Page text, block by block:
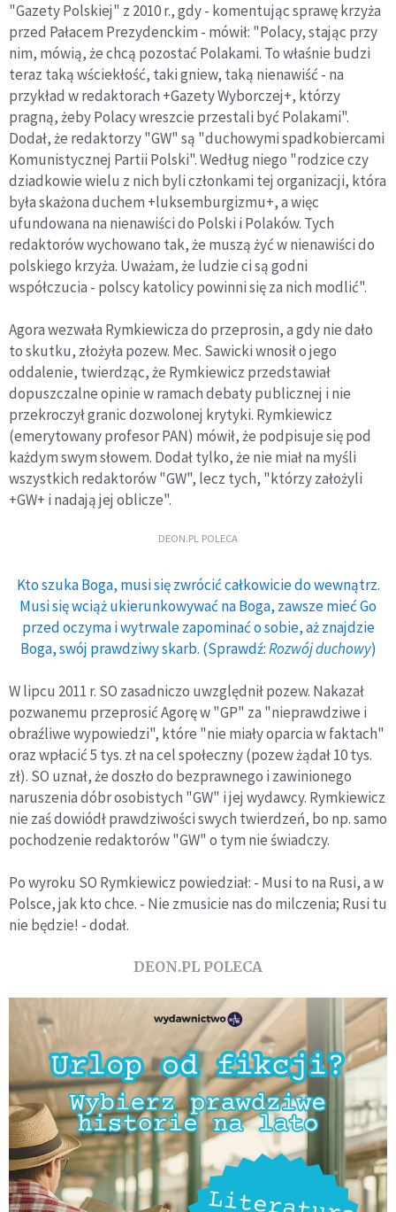
"Gazety Polskiej" z 2010 r., gdy - komentując sprawę krzyża
przed Pałacem Prezydenckim - mówił: "Polacy, stając przy
nim, mówią, że chcą pozostać Polakami. To właśnie budzi
teraz taką wściekłość, taki gniew, taką nienawiść - na
przykład w redaktorach +Gazety Wyborczej+, którzy
pragną, żeby Polacy wreszcie przestali być Polakami".
Dodał, że redaktorzy "GW" są "duchowymi spadkobiercami
Komunistycznej Partii Polski". Według niego "rodzice czy
dziadkowie wielu z nich byli członkami tej organizacji, która
była skażona duchem +luksemburgizmu+, a więc
ufundowana na nienawiści do Polski i Polaków. Tych
redaktorów wychowano tak, że muszą żyć w nienawiści do
polskiego krzyża. Uważam, że ludzie ci są godni
współczucia - polscy katolicy powinni się za nich modlić".
Agora wezwała Rymkiewicza do przeprosin, a gdy nie dało
to skutku, złożyła pozew. Mec. Sawicki wnosił o jego
oddalenie, twierdząc, że Rymkiewicz przedstawiał
dopuszczalne opinie w ramach debaty publicznej i nie
przekroczył granic dozwolonej krytyki. Rymkiewicz
(emerytowany profesor PAN) mówił, że podpisuje się pod
każdym swym słowem. Dodał tylko, że nie miał na myśli
wszystkich redaktorów "GW", lecz tych, "którzy założyli
+GW+ i nadają jej oblicze".
DEON.PL POLECA
Kto szuka Boga, musi się zwrócić całkowicie do wewnątrz.
Musi się wciąż ukierunkowywać na Boga, zawsze mieć Go
przed oczyma i wytrwale zapominać o sobie, aż znajdzie
Boga, swój prawdziwy skarb. (Sprawdź:Rozwój duchowy)
W lipcu 2011 r. SO zasadniczo uwzględnił pozew. Nakazał
pozwanemu przeprosić Agorę w "GP" za "nieprawdziwe i
obraźliwe wypowiedzi", które "nie miały oparcia w faktach"
oraz wpłacić 5 tys. zł na cel społeczny (pozew żądał 10 tys.
zł). SO uznał, że doszło do bezprawnego i zawinionego
naruszenia dóbr osobistych "GW" i jej wydawcy. Rymkiewicz
nie zaś dowiódł prawdziwości swych twierdzeń, bo np. samo
pochodzenie redaktorów "GW" o tym nie świadczy.
Po wyroku SO Rymkiewicz powiedział: - Musi to na Rusi, a w
Polsce, jak kto chce. - Nie zmusicie nas do milczenia; Rusi tu
nie będzie! - dodał.
DEON.PL POLECA